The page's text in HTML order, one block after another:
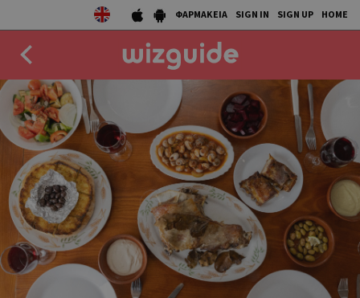
ΦΑΡΜΑΚΕΙΑ SIGN IN SIGN UP HOME
EAT
DRINK
50 BEST
AGENDA
COLLECTIONS
STORIES